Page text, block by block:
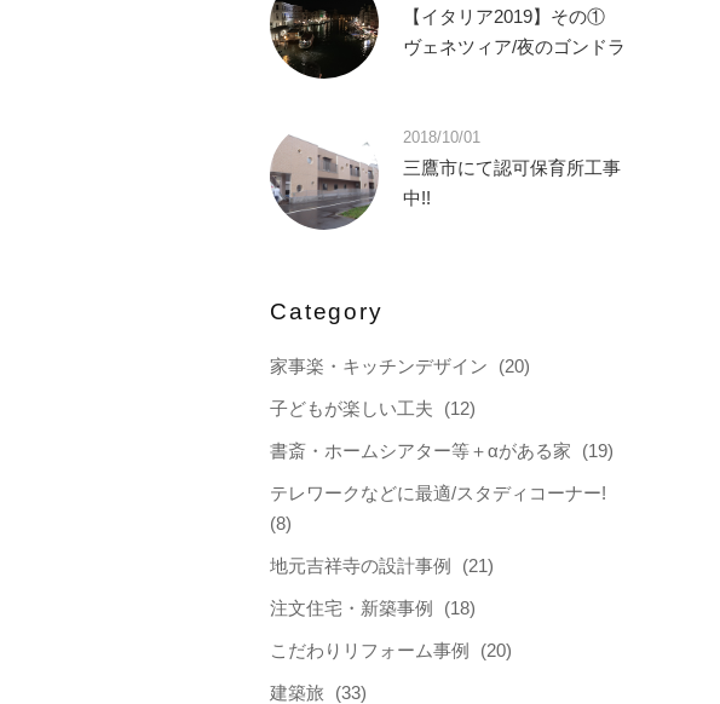
【イタリア2019】その①
ヴェネツィア/夜のゴンドラ
2018/10/01
三鷹市にて認可保育所工事
中!!
Category
家事楽・キッチンデザイン (20)
子どもが楽しい工夫 (12)
書斎・ホームシアター等＋αがある家 (19)
テレワークなどに最適/スタディコーナー!
(8)
地元吉祥寺の設計事例 (21)
注文住宅・新築事例 (18)
こだわりリフォーム事例 (20)
建築旅 (33)